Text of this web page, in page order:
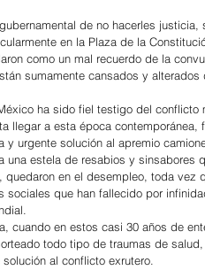
de no hacerles justicia,
en la Plaza de la
como un mal recuerdo de la
sumamente cansados y alterados
ha sido fiel testigo del conflicto
llegar a esta época contemporánea,
urgente solución al apremio
estela de resabios y sinsabores
en el desempleo, toda vez
que han fallecido por
cuando en estos casi 30 años de
todo tipo de traumas de
al conflicto exrutero.